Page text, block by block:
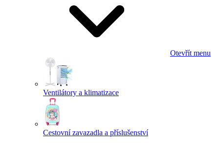
Otevřít menu
Ventilátory a klimatizace
Cestovní zavazadla a příslušenství